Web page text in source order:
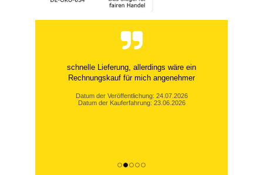
schnelle Lieferung, allerdings wäre ein
Rechnungskauf für mich angenehmer
Datum der Veröffentlichung: 24.07.2026
Datum der Kauferfahrung: 23.06.2026